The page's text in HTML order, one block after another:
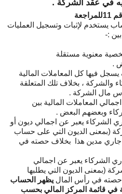
في عقد الشركة .
يستخدم لإثبات وتسجيل العمليات
بين :-
معنوية مستقلة
.
فيها كل المعاملات المالية
والشركة ، بخلاف تلك المتعلقة
مال الشركة .
المعاملات المالية بين
وبعضهم البعض .
الشركاء يعبر عن اجمالي ديون أو
(بمعنى الديون التي على حساب
مدين هذا بخلاف حصته في
الشركاء يعبر عن اجمالي
(بمعنى الديون التي يطلبها
حصته في رأس المال يظهر الحساب
في قائمة المركز المالي بحسب